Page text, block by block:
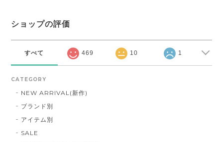
ショップの評価
すべて 469 10 1
CATEGORY
NEW ARRIVAL(新作)
ブランド別
アイテム別
SALE